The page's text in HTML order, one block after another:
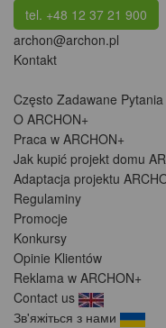
tel. +48 12 37 21 900
archon@archon.pl
Kontakt
Często Zadawane Pytania
O ARCHON+
Praca w ARCHON+
Jak kupić projekt domu
Adaptacja projektu
Regulaminy
Promocje
Konkursy
Opinie Klientów
Reklama w ARCHON+
Contact us
Зв'яжіться з нами